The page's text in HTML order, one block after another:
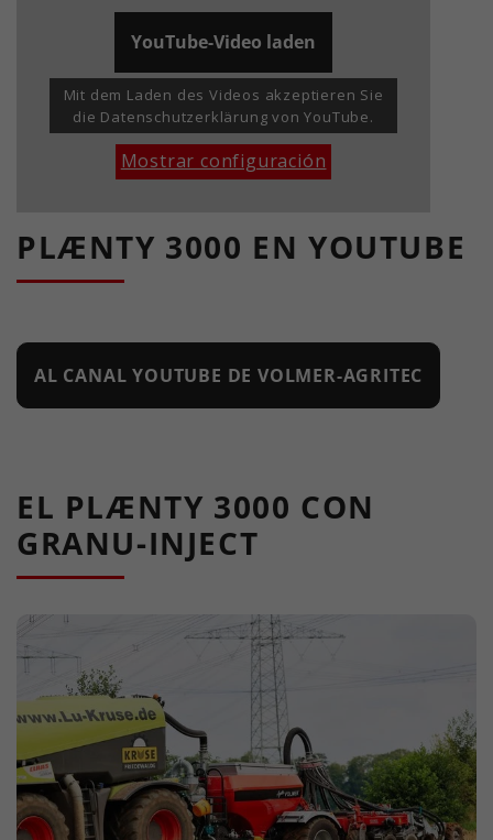
YouTube-Video laden
Mit dem Laden des Videos akzeptieren Sie
die Datenschutzerklärung von YouTube.
Mostrar configuración
PLÆNTY 3000 EN YOUTUBE
AL CANAL YOUTUBE DE VOLMER-AGRITEC
EL PLÆNTY 3000 CON
GRANU-INJECT